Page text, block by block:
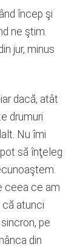
încep şi
ne ştim.
jur, minus
dacă, atât
drumuri
Nu îmi
să înţeleg
ceea ce am
atunci
pe
din